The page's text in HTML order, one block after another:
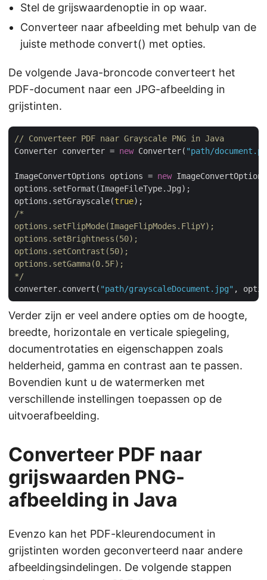
Stel de grijswaardenoptie in op waar.
Converteer naar afbeelding met behulp van de
juiste methode convert() met opties.
De volgende Java-broncode converteert het
PDF-document naar een JPG-afbeelding in
grijstinten.
// Converteer PDF naar Grayscale PNG in Java
Converter converter = new Converter( "path/
ImageConvertOptions options = new
options.setFormat(ImageFileType.Jpg);
options.setGrayscale(true
/*
options.setFlipMode(ImageFlipModes.FlipY);
options.setBrightness(50);
options.setContrast(50);
options.setGamma(0.5F);
*/
converter.convert( "path/grayscaleDocument.jpg"
Verder zijn er veel andere opties om de hoogte,
breedte, horizontale en verticale spiegeling,
documentrotaties en eigenschappen zoals
helderheid, gamma en contrast aan te passen.
Bovendien kunt u de watermerken met
verschillende instellingen toepassen op de
uitvoerafbeelding.
Converteer PDF naar
grijswaarden PNG-
afbeelding in Java
Evenzo kan het PDF-kleurendocument in
grijstinten worden geconverteerd naar andere
afbeeldingsindelingen. De volgende stappen